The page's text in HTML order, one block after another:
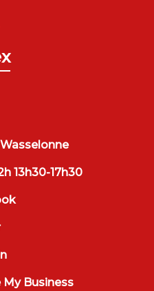
13h30-17h30
My Business